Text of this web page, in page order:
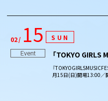
02 15 SUN
Event 「TOKYO GIRLS
『
月15日(日)開場13:00／